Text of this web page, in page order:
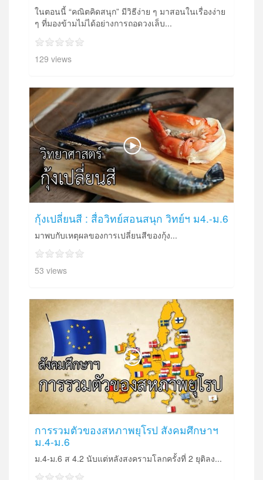
ในตอนนี้ “คณิตคิดสนุก” มีวิธีง่าย ๆ มาสอนในเรื่องง่าย
ๆ ที่มองข้ามไม่ได้อย่างการถอดวงเล็บ...
129 views
กุ้งเปลี่ยนสี : สื่อวิทย์สอนสนุก วิทย์ฯ ม4.-ม.6
มาพบกับเหตุผลของการเปลี่ยนสีของกุ้ง...
53 views
การรวมตัวของสหภาพยุโรป สังคมศึกษาฯ
ม.4-ม.6
ม.4-ม.6 ส 4.2 นับแต่หลังสงครามโลกครั้งที่ 2 ยุติลง...